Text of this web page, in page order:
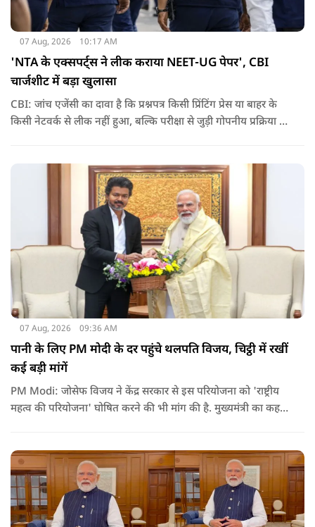
07 Aug, 2026 10:17 AM
'NTA के एक्सपर्ट्स ने लीक कराया NEET-UG पेपर', CBI
चार्जशीट में बड़ा खुलासा
CBI: जांच एजेंसी का दावा है कि प्रश्नपत्र किसी प्रिंटिंग प्रेस या बाहर के
किसी नेटवर्क से लीक नहीं हुआ, बल्कि परीक्षा से जुड़ी गोपनीय प्रक्रिया में
07 Aug, 2026 09:36 AM
पानी के लिए PM मोदी के दर पहुंचे थलपति विजय, चिट्ठी में रखीं
कई बड़ी मांगें
PM Modi: जोसेफ विजय ने केंद्र सरकार से इस परियोजना को 'राष्ट्रीय
महत्व की परियोजना' घोषित करने की भी मांग की है. मुख्यमंत्री का कहना
की समस्या को काफी हद तक कम किया जा सकता है.